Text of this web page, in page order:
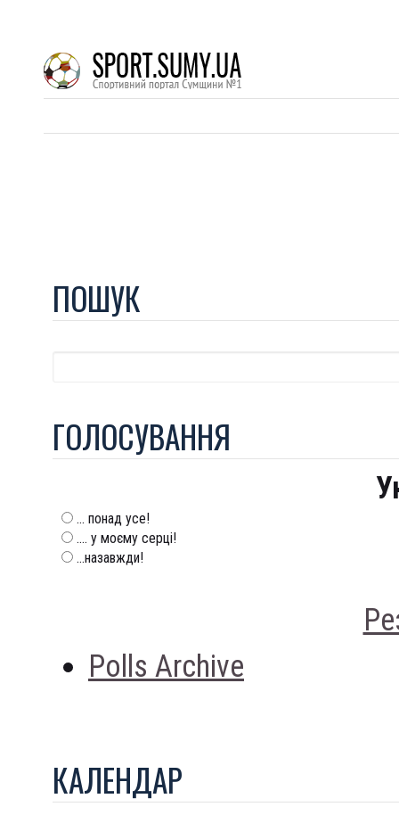
ПОШУК
ГОЛОСУВАННЯ
... понад усе!
.... у моєму серці!
...назавжди!
Polls Archive
КАЛЕНДАР